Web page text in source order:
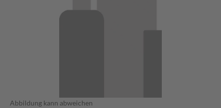
Abbildung kann abweichen